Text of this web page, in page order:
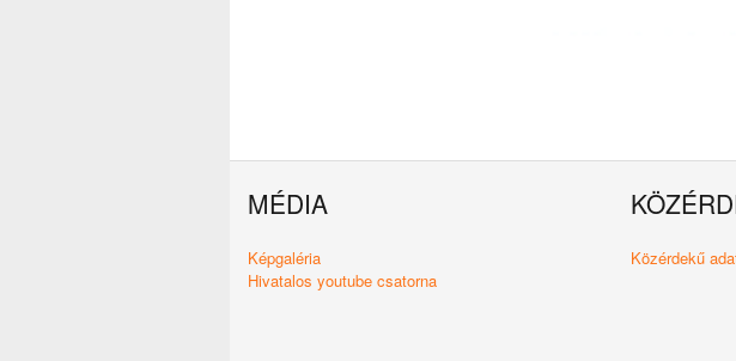
MÉDIA
Képgaléria
Hivatalos youtube csatorna
Közérdekű